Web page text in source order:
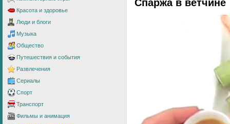
Красота и здоровье
Люди и блоги
Музыка
Общество
Путешествия и события
Развлечения
Сериалы
Спорт
Транспорт
Фильмы и анимация
Спаржа в ветчине